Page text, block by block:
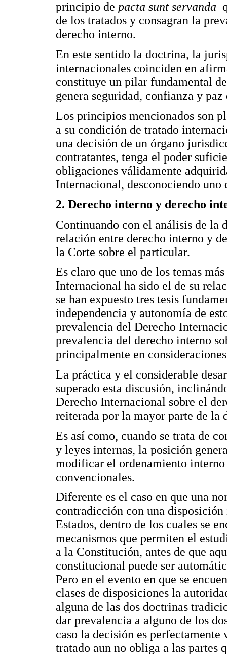
principio de pacta sunt servanda
de los tratados y consagran la
derecho interno.
En este sentido la doctrina, la
internacionales coinciden en
constituye un pilar fundamental
genera seguridad, confianza y
Los principios mencionados son
a su condición de tratado
una decisión de un órgano
contratantes, tenga el poder
obligaciones válidamente
Internacional, desconociendo
2. Derecho interno y derecho
Continuando con el análisis de la
relación entre derecho interno y
la Corte sobre el particular.
Es claro que uno de los temas
Internacional ha sido el de su
se han expuesto tres tesis
independencia y autonomía de
prevalencia del Derecho
prevalencia del derecho interno
principalmente en
La práctica y el considerable
superado esta discusión,
Derecho Internacional sobre el
reiterada por la mayor parte de la
Es así como, cuando se trata de
y leyes internas, la posición
modificar el ordenamiento
convencionales.
Diferente es el caso en que una
contradicción con una
Estados, dentro de los cuales se
mecanismos que permiten el
a la Constitución, antes de que
constitucional puede ser
Pero en el evento en que se
clases de disposiciones la
alguna de las dos doctrinas
dar prevalencia a alguno de los
caso la decisión es
tratado aun no obliga a las partes